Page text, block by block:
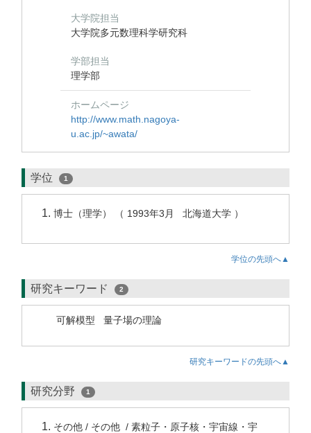
大学院担当
大学院多元数理科学研究科
学部担当
理学部
ホームページ
http://www.math.nagoya-
u.ac.jp/~awata/
学位 1
博士（理学） （ 1993年3月 北海道大学 ）
学位の先頭へ▲
研究キーワード 2
可解模型 量子場の理論
研究キーワードの先頭へ▲
研究分野 1
その他 / その他 / 素粒子・原子核・宇宙線・宇